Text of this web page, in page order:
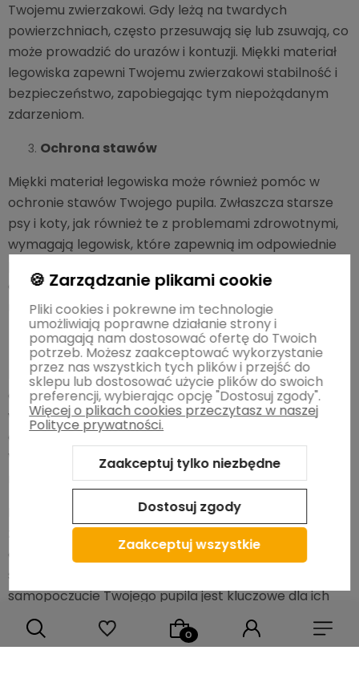
Twojemu zwierzakowi. Gdy leżą na twardych
powierzchniach, często przesuwają się lub zsuwają, co
może prowadzić do urazów i kontuzji. Miękki materiał
legowiska zapewni Twojemu zwierzakowi stabilność i
bezpieczeństwo, zapobiegając tym niepożądanym
zdarzeniom.
Ochrona stawów
Miękki materiał legowiska może również pomóc w
ochronie stawów Twojego pupila. Zwłaszcza starsze
psy i koty, jak również te z problemami zdrowotnymi,
wymagają legowisk, które zapewnią im odpowiednie
ciężaru ciała zwierzęcia równomiernie, co zmniejszy
nacisk na stawy i kości.
Łatwe czyszczenie
Niektóre materiały legowisk mogą być trudne do
czyszczenia i utrzymania w czystości. Legowisko
wykonane z miękkiego materiału jest łatwe w
czyszczeniu i może być prane w pralce lub odkurzane.
W ten sposób możesz zapewnić czyste i higieniczne
miejsce do spania dla Twojego zwierzaka.
Podsumowując, legowisko dla psa lub kota wykonane
z miękkiego materiału zapewni Twojemu zwierzakowi
optymalny komfort, bezpieczeństwo i ochronę
stawów. Nie zapomnij, że dbanie o zdrowie i dobre
samopoczucie Twojego pupila jest kluczowe dla ich
szczęścia i długowieczności, więc wybierz najlepsze dla
nich legowisko.
🍪 Zarządzanie plikami cookie
Pliki cookies i pokrewne im technologie
umożliwiają poprawne działanie strony i
pomagają nam dostosować ofertę do Twoich
potrzeb. Możesz zaakceptować wykorzystanie
przez nas wszystkich tych plików i przejść do
sklepu lub dostosować użycie plików do swoich
preferencji, wybierając opcję "Dostosuj zgody".
Więcej o plikach cookies przeczytasz w naszej
Polityce prywatności.
Zaakceptuj tylko niezbędne
Dostosuj zgody
Zaakceptuj wszystkie